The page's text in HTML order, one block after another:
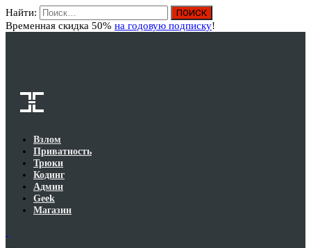
Найти:
Временная скидка 50% на годовую подписку!
Взлом
Приватность
Трюки
Кодинг
Админ
Geek
Магазин